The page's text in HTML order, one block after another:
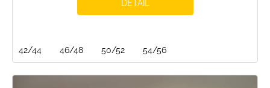
DETAIL
42/44 46/48 50/52 54/56